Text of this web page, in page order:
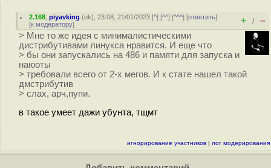
2.168 ,piyavking (ok), 23:08, 21/01/2023 [^] [^^] [^^^] [ответить]
[к модератору] + / –
> Мне то же идея с минималистическими
дистрибутивами линукса нравится. И еще что
> бы они запускались на 486 и памяти для запуска и
наюоты
> требовали всего от 2-х мегов. И к стате нашел такой
дмстрибутив
> слах, арч,пупи.
в такое умеет дажи убунта, тщмт
игнорирование участников | лог модерирования